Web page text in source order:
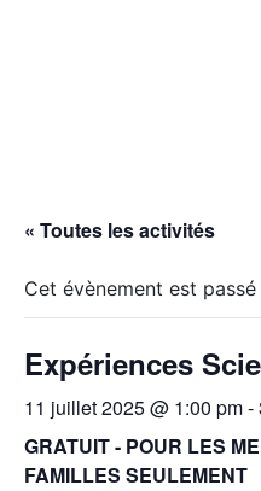
« Toutes les activités
Cet évènement est passé
Expériences
11 juillet 2025 @ 1:00 pm-
GRATUIT - POUR LES
FAMILLES SEULEMENT